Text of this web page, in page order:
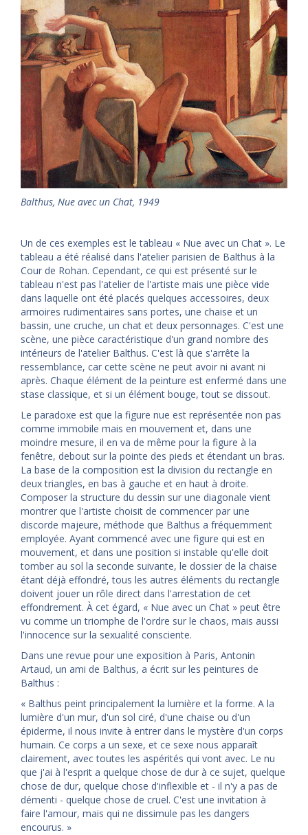
Balthus, Nue avec un Chat, 1949
Un de ces exemples est le tableau « Nue avec un Chat ». Le
tableau a été réalisé dans l'atelier parisien de Balthus à la
Cour de Rohan. Cependant, ce qui est présenté sur le
tableau n'est pas l'atelier de l'artiste mais une pièce vide
dans laquelle ont été placés quelques accessoires, deux
armoires rudimentaires sans portes, une chaise et un
bassin, une cruche, un chat et deux personnages. C'est une
scène, une pièce caractéristique d'un grand nombre des
intérieurs de l'atelier Balthus. C'est là que s'arrête la
ressemblance, car cette scène ne peut avoir ni avant ni
après. Chaque élément de la peinture est enfermé dans une
stase classique, et si un élément bouge, tout se dissout.
Le paradoxe est que la figure nue est représentée non pas
comme immobile mais en mouvement et, dans une
moindre mesure, il en va de même pour la figure à la
fenêtre, debout sur la pointe des pieds et étendant un bras.
La base de la composition est la division du rectangle en
deux triangles, en bas à gauche et en haut à droite.
Composer la structure du dessin sur une diagonale vient
montrer que l'artiste choisit de commencer par une
discorde majeure, méthode que Balthus a fréquemment
employée. Ayant commencé avec une figure qui est en
mouvement, et dans une position si instable qu'elle doit
tomber au sol la seconde suivante, le dossier de la chaise
étant déjà effondré, tous les autres éléments du rectangle
doivent jouer un rôle direct dans l'arrestation de cet
effondrement. À cet égard, « Nue avec un Chat » peut être
vu comme un triomphe de l'ordre sur le chaos, mais aussi
l'innocence sur la sexualité consciente.
Dans une revue pour une exposition à Paris, Antonin
Artaud, un ami de Balthus, a écrit sur les peintures de
Balthus :
« Balthus peint principalement la lumière et la forme. A la
lumière d'un mur, d'un sol ciré, d'une chaise ou d'un
épiderme, il nous invite à entrer dans le mystère d'un corps
humain. Ce corps a un sexe, et ce sexe nous apparaît
clairement, avec toutes les aspérités qui vont avec. Le nu
que j'ai à l'esprit a quelque chose de dur à ce sujet, quelque
chose de dur, quelque chose d'inflexible et - il n'y a pas de
démenti - quelque chose de cruel. C'est une invitation à
faire l'amour, mais qui ne dissimule pas les dangers
encourus. »